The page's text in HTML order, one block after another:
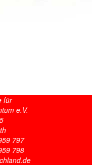
für
e.V.
797
798